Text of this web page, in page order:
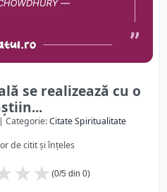
se realizează cu o
| Categorie:Citate Spiritualitate
de citit și înțeles
★
★ (0/5 din 0)